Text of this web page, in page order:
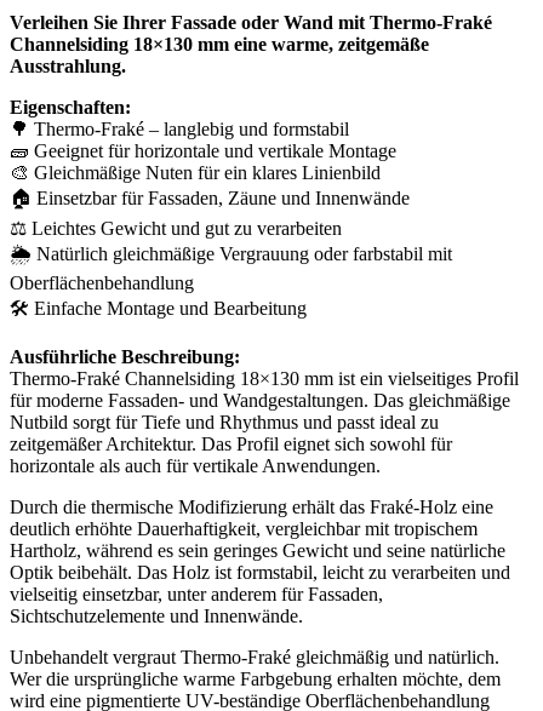
Verleihen Sie Ihrer Fassade oder Wand mit Thermo-Fraké
Channelsiding 18×130 mm eine warme, zeitgemäße
Ausstrahlung.
Eigenschaften:
🌳 Thermo-Fraké – langlebig und formstabil
🧱 Geeignet für horizontale und vertikale Montage
🎨 Gleichmäßige Nuten für ein klares Linienbild
🏠 Einsetzbar für Fassaden, Zäune und Innenwände
⚖️ Leichtes Gewicht und gut zu verarbeiten
🌦️ Natürlich gleichmäßige Vergrauung oder farbstabil mit
Oberflächenbehandlung
🛠️ Einfache Montage und Bearbeitung
Ausführliche Beschreibung:
Thermo-Fraké Channelsiding 18×130 mm ist ein vielseitiges Profil
für moderne Fassaden- und Wandgestaltungen. Das gleichmäßige
Nutbild sorgt für Tiefe und Rhythmus und passt ideal zu
zeitgemäßer Architektur. Das Profil eignet sich sowohl für
horizontale als auch für vertikale Anwendungen.
Durch die thermische Modifizierung erhält das Fraké-Holz eine
deutlich erhöhte Dauerhaftigkeit, vergleichbar mit tropischem
Hartholz, während es sein geringes Gewicht und seine natürliche
Optik beibehält. Das Holz ist formstabil, leicht zu verarbeiten und
vielseitig einsetzbar, unter anderem für Fassaden,
Sichtschutzelemente und Innenwände.
Unbehandelt vergraut Thermo-Fraké gleichmäßig und natürlich.
Wer die ursprüngliche warme Farbgebung erhalten möchte, dem
wird eine pigmentierte UV-beständige Oberflächenbehandlung